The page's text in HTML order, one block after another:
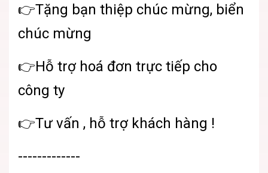
👉Tặng bạn thiệp chúc mừng, biển
chúc mừng
👉Hỗ trợ hoá đơn trực tiếp cho
công ty
👉Tư vấn , hỗ trợ khách hàng !
-------------